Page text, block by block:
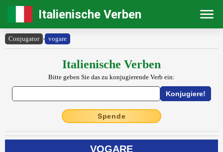
Italienische Verben
Conjugator › vogare
Italienische Verben
Bitte geben Sie das zu konjugierende Verb ein:
Spende
VOGARE